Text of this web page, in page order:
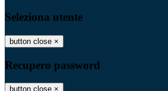
Seleziona utente
button close ×
Recupero password
button close ×